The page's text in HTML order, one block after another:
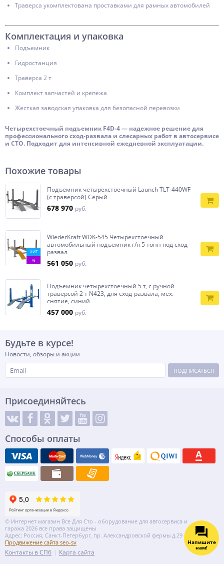
Траверса укомплектована проставками для рамных автомобилей
Комплектация и упаковка
Подъемник
Гидростанция
Траверса 2 т
Комплект запчастей и крепежа
Жесткая заводская упаковка для безопасной перевозки
Четырехстоечный подъемник F4D-4 — надежное решение для
профессионального сход-развала и слесарных работ в автосервисе
и СТО. Подходит для интенсивной ежедневной эксплуатации.
Похожие товары
Подъемник четырехстоечный Launch TLT-440WF
(с траверсой) Серый
678 970 руб.
ХИТ
%
WiederKraft WDK-545 Четырехстоечный
автомобильный подъемник г/п 5 тонн под сход-
развал
561 050 руб.
Подъемник четырехстоечный 5 т, с ручной
траверсой 2 т N423, для сход-развала, мех.
снятие, синий
457 000 руб.
Будьте в курсе!
Новости, обзоры и акции
ПОДПИСАТЬСЯ
Присоединяйтесь
Способы оплаты
© Интернет магазин Все Для Сто - оборудование для автосервиса и
гаража 2026 все права защищены
Адрес: Россия, Санкт-Петербург, пр. Александровской фермы д.29 литер ВГ
Продвижение сайта seo-sv
Контакты в СПб Карта сайта
Напишите
нам!